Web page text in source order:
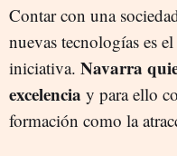
Contar con una
nuevas tecnologías es
iniciativa. Navarra
excelencia y para ello
formación como la